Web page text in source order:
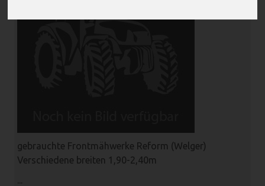
gebrauchte Frontmähwerke Reform (Welger)
Verschiedene breiten 1,90-2,40m
...